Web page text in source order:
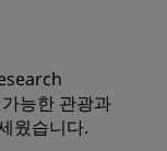
능한 관광과
웠습니다.